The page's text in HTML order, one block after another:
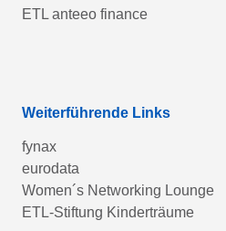
ETL anteeo finance
Weiterführende Links
fynax
eurodata
Women´s Networking Lounge
ETL-Stiftung Kinderträume